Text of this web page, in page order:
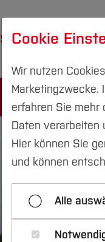
Studium
Cookie
Wir nutzen
Marketingzwecke.
erfahren Sie mehr
Daten verarbeiten
Hier können Sie
und können
Alle